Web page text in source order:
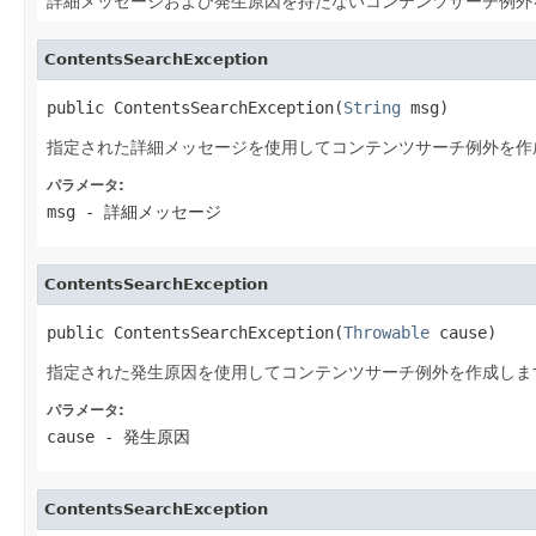
ContentsSearchException
public ContentsSearchException(String msg)
指定された詳細メッセージを使用してコンテンツサーチ例外を作
パラメータ:
msg - 詳細メッセージ
ContentsSearchException
public ContentsSearchException(Throwable cause)
指定された発生原因を使用してコンテンツサーチ例外を作成しま
パラメータ:
cause - 発生原因
ContentsSearchException